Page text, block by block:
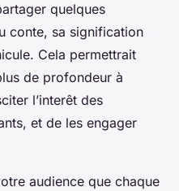
quelques
conte, sa signification
Cela permettrait
de profondeur à
l’interêt des
et de les engager
audience que chaque